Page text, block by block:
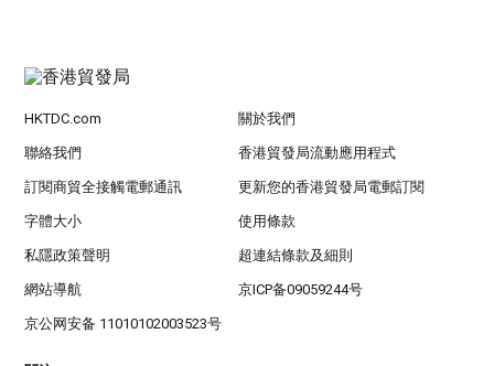
HKTDC.com 關於我們
聯絡我們 香港貿發局流動應用程式
訂閱商貿全接觸電郵通訊 更新您的香港貿發局電郵訂閱
字體大小 使用條款
私隱政策聲明 超連結條款及細則
網站導航 京ICP备09059244号
京公网安备 11010102003523号